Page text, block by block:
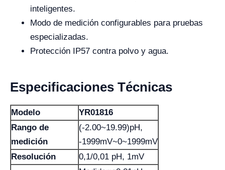
inteligentes.
Modo de medición configurables para pruebas
especializadas.
Protección IP57 contra polvo y agua.
Especificaciones Técnicas
Modelo
YR01816
Rango de
medición
(-2.00~19.99)pH,
-1999mV~0~1999mV
Resolución
0,1/0,01 pH, 1mV